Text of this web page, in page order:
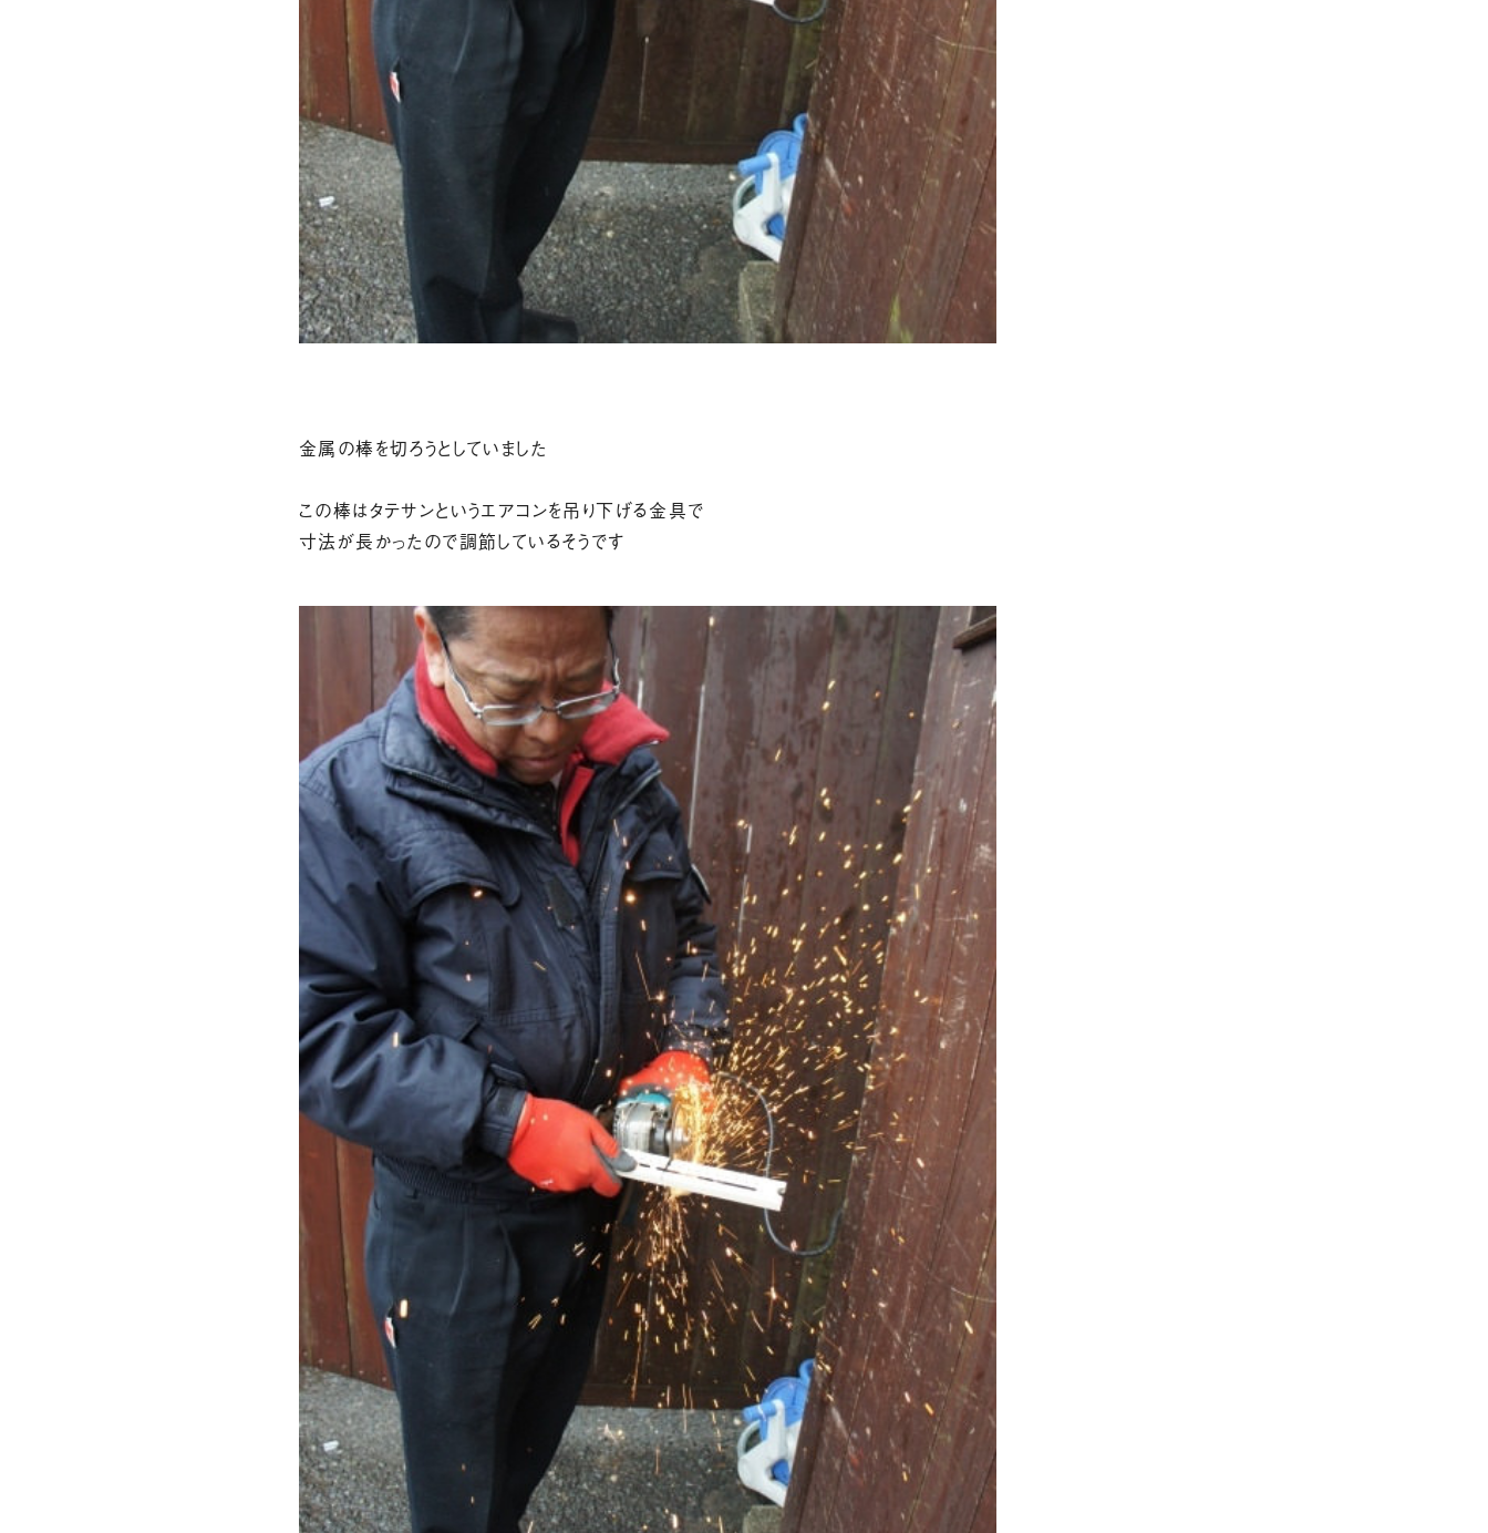
金属の棒を切ろうとしていました
この棒はタテサンというエアコンを吊り下げる金具で
寸法が長かったので調節しているそうです